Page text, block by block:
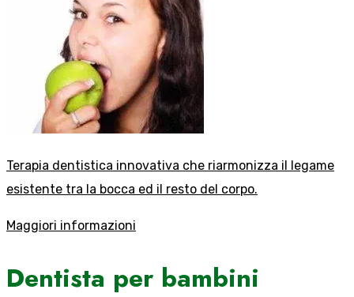
Terapia dentistica innovativa che riarmonizza il legame
esistente tra la bocca ed il resto del corpo.
Maggiori informazioni
Dentista per bambini